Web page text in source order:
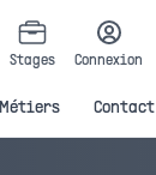
Stages Connexion
Métiers Contact